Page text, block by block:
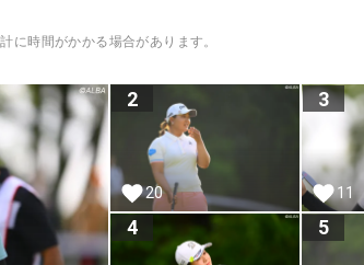
に時間がかかる場合があります。
2
20
3
11
4 5